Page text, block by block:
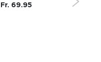
Fr. 69.95